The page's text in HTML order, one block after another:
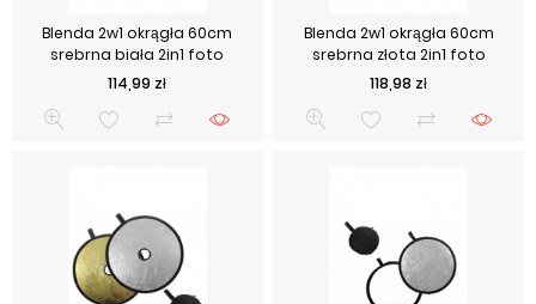
Blenda 2w1 okrągła 60cm
srebrna biała 2in1 foto
Cena
114,99 zł
Blenda 2w1 okrągła 60cm
srebrna złota 2in1 foto
Cena
118,98 zł